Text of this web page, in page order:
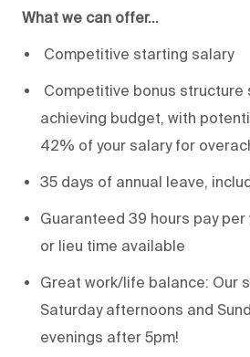
What we can offer...
Competitive starting salary
Competitive bonus structure
achieving budget, with
42% of your salary for
35 days of annual leave,
Guaranteed 39 hours pay
or lieu time available
Great work/life balance: Our
Saturday afternoons and
evenings after 5pm!